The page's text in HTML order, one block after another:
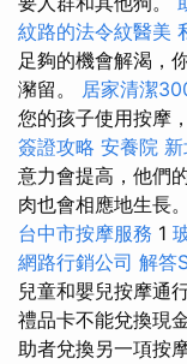
紋路的法令紋醫美
足夠的機會解渴，
瀦留。 居家清潔
您的孩子使用按摩
簽證攻略 安養院
意力會提高，他們
肉也會相應地生長
台中市按摩服務 1
網路行銷公司 解答
兒童和嬰兒按摩通
禮品卡不能兌換現
助者兌換另一項按